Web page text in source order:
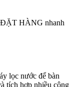
ĐẶT HÀNG nhanh
lọc nước để bàn
tích hợp nhiều công